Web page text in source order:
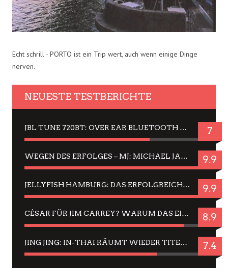
Echt schrill - PORTO ist ein Trip wert, auch wenn einige Dinge
nerven.
NEUESTE TESTBERICHTE
JBL TUNE 720BT: OVER EAR BLUETOOTH KOPFHÖRER UM DIE 50,-€ IM DAUER-TEST 7
WEGEN DES ERFOLGES – MJ: MICHAEL JACKSON MUSICAL IN EINER MATINEE SEHEN 9.9
JELLYFISH HAMBURG: DAS ERFOLGREICHE SOMMER-MENÜ 2025 IN GEFÜHLEN UND BILDERN 9.9
CÉSAR FÜR JIM CARREY? WARUM DAS EINER DER NERVIGSTEN ACTORS IST UND BLEIBT 8.9
JING JING: IN-THAI RÄUMT WIEDER TITEL AB – EIN ZWEI-STUNDEN-ERLEBNISBERICHT 7.4